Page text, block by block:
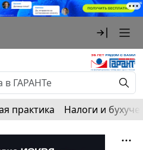
практика Налоги и